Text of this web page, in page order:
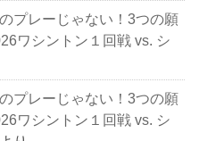
プレーじゃない！3つの願
ワシントン１回戦 vs. シ
プレーじゃない！3つの願
ワシントン１回戦 vs. シ